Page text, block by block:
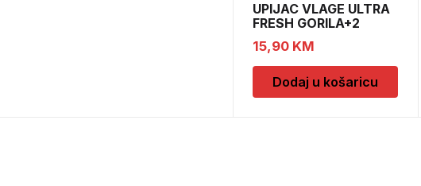
UPIJAC VLAGE ULTRA
FRESH GORILA+2
DOPUNE
15,90 KM
Dodaj u košaricu